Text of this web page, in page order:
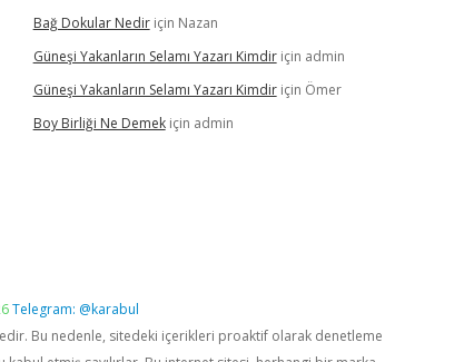
Bağ Dokular Nediriçin Nazan
Güneşi Yakanların Selamı Yazarı Kimdiriçin admin
Güneşi Yakanların Selamı Yazarı Kimdiriçin Ömer
Boy Birliği Ne Demekiçin admin
Telegram: @karabul
Bu nedenle, sitedeki içerikleri proaktif olarak denetleme